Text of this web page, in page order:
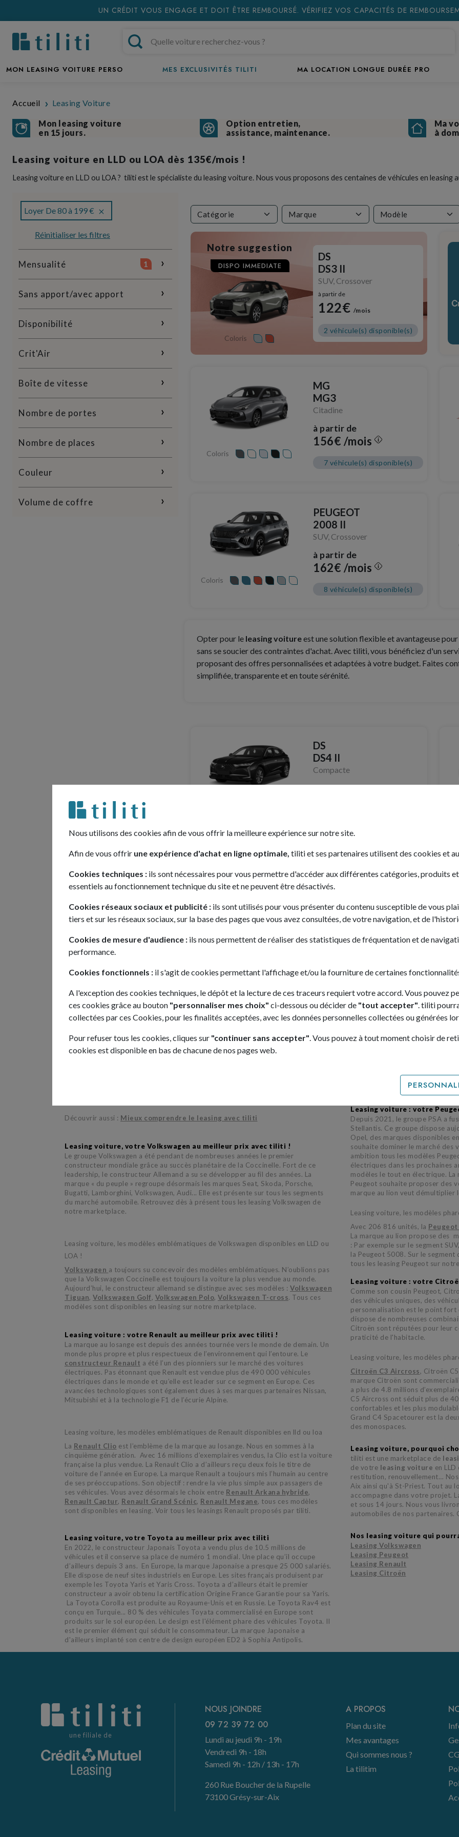
Nous utilisons des cookies afin de vous offrir la meilleure expérience sur notre site.
Afin de vous offrir une expérience d'achat en ligne optimale, tiliti et ses partenaires utilisent des cookies et
Cookies techniques : ils sont nécessaires pour vous permettre d'accéder aux différentes catégories, produits
essentiels au fonctionnement technique du site et ne peuvent être désactivés.
Cookies réseaux sociaux et publicité : ils sont utilisés pour vous présenter du contenu susceptible de vous
tiers et sur les réseaux sociaux, sur la base des pages que vous avez consultées, de votre navigation, et de
Cookies de mesure d'audience : ils nous permettent de réaliser des statistiques de fréquentation et de
performance.
Cookies fonctionnels : il s'agit de cookies permettant l'affichage et/ou la fourniture de certaines
A l'exception des cookies techniques, le dépôt et la lecture de ces traceurs requiert votre accord. Vous pouvez
ces cookies grâce au bouton "personnaliser mes choix" ci-dessous ou décider de "tout accepter". tiliti
collectées par ces Cookies, pour les finalités acceptées, avec les données personnelles collectées ou générées
Pour refuser tous les cookies, cliques sur "continuer sans accepter". Vous pouvez à tout moment choisir de
cookies est disponible en bas de chacune de nos pages web.
UN CRÉDIT VOUS ENGAGE ET DOIT ÊTRE REMBOURSÉ. VÉRIFIEZ VOS CAPACITÉS DE
MON LEASING VOITURE PERSO MES EXCLUSIVITÉS TILITI MA LOCATION LONGUE DURÉE PRO
Accueil Leasing Voiture
Mon leasing voiture
en 15 jours.
Option entretien,
assistance, maintenance.
Ma
à
Leasing voiture en LLD ou LOA dès 135€/mois !
Leasing voiture en LLD ou LOA ? tiliti est le spécialiste du leasing voiture. Nous vous proposons des centaines de véhicules en leasing
Loyer De 80 à 199 €
Réinitialiser les filtres
Mensualité 1
Sans apport/avec apport
Disponibilité
Crit'Air
Boîte de vitesse
Nombre de portes
Nombre de places
Couleur
Volume de coffre
Catégorie Marque Modèle
Notre suggestion
DISPO IMMEDIATE
Coloris
DS
DS3 II
SUV, Crossover
à partir de
122€ /mois
2 véhicule(s) disponible(s)
Coloris
MG
MG3
Citadine
à partir de
156€ /mois
7 véhicule(s) disponible(s)
Coloris
PEUGEOT
2008 II
SUV, Crossover
à partir de
162€ /mois
8 véhicule(s) disponible(s)
Opter pour le leasing voitureest une solution flexible et avantageuse
sans se soucier des contraintes d'achat. Avec tiliti, vous bénéficiez d'un
proposant des offres personnalisées et adaptées à votre budget. Faites
simplifiée, transparente et en toute sérénité.
DS
DS4 II
Compacte
à partir de
Coloris
OPEL
Corsa VI
à partir de
168€ /mois
1 2 3
Tous nos leasing voiture en LLD ou LOA !
Depuis 2016, tiliti démocratise le marché duleasing voitureen proposant la
Découvrir aussi : Mieux comprendre le leasing avec tiliti
Leasing voiture, votre Volkswagen au meilleur prix avec tiliti !
Le groupe Volkswagen a été pendant de nombreuses années le premier
constructeur mondiale grâce au succès planétaire de la Coccinelle. Fort de ce
leadership, le constructeur Allemand a su se développer au fil des années. La
marque « du peuple » regroupe désormais les marques Seat, Skoda, Porsche,
Bugatti, Lamborghini, Volkswagen, Audi... Elle est présente sur tous les segments
du marché automobile. Retrouvez dès à présent tous les leasing Volkswagen de
notre marketplace.
Leasing voiture, les modèles emblématiques de Volkswagen disponibles en LLD ou
LOA !
Volkswagen a toujours su concevoir des modèles emblématiques. N’oublions pas
que la Volkswagen Coccinelle est toujours la voiture la plus vendue au monde.
Aujourd’hui, le constructeur allemand se distingue avec ses modèles : Volkswagen
Tiguan, Volkswagen Golf, Volkswagen Polo, Volkswagen T-cross. Tous ces
modèles sont disponibles en leasing sur notre marketplace.
Leasing voiture : votre Renault au meilleur prix avec tiliti !
La marque au losange est depuis des années tournée vers le monde de demain. Un
monde plus propre et plus respectueux de l’environnement qui l’entoure. Le
constructeur Renault a été l’un des pionniers sur le marché des voitures
électriques. Pas étonnant que Renault est vendue plus de 490 000 véhicules
électriques dans le monde et qu’elle est leader sur ce segment en Europe. Ces
avancées technologiques sont également dues à ses marques partenaires Nissan,
Mitsubishi et à la technologie F1 de l’écurie Alpine.
Leasing voiture, les modèles emblématiques de Renault disponibles en lld ou loa
La Renault Clio est l’emblème de la marque au losange. Nous en sommes à la
cinquième génération. Avec 16 millions d’exemplaires vendus, la Clio est la voiture
française la plus vendue. La Renault Clio a d’ailleurs reçu deux fois le titre de
voiture de l’année en Europe. La marque Renault a toujours mis l’humain au centre
de ses préoccupations. Son objectif : rendre la vie plus simple aux passagers de
ses véhicules. Vous avez désormais le choix entre Renault Arkana hybride,
Renault Captur, Renault Grand Scénic, Renault Megane, tous ces modèles
sont disponibles en leasing. Voir tous les leasings Renault proposés par tiliti.
Leasing voiture, votre Toyota au meilleur prix avec tiliti
En 2022, le constructeur Japonais Toyota a vendu plus de 10.5 millions de
véhicules et il conserve sa place de numéro 1 mondial. Une place qu’il occupe
d’ailleurs depuis 3 ans. En Europe, la marque Japonaise a presque 25 000 salariés.
Elle dispose de neuf sites industriels en Europe. Les sites français produisent par
exemple les Toyota Yaris et Yaris Cross. Toyota a d’ailleurs était le premier
constructeur a avoir obtenu la certification Origine France Garantie pour sa Yaris.
La Toyota Corolla est produite au Royaume-Unis et en Russie. Le Toyota Rav4 est
conçu en Turquie... 80 % des véhicules Toyata commercialisé en Europe sont
produits sur le sol européen. Le design est l'élément phare des véhicules Toyota. Il
est le premier élément qui séduit le consommateur. La marque Japonaise a
d'ailleurs implanté son centre de design européen ED2 à Sophia Antipolis.
Leasing voiture, Toyota : les
La Toyota Corolla est la voiture
million d’unités, suivi de près
bien évidemment disponible en
Leasing voiture : votre
Depuis 2021, le groupe PSA a
Stellantis. Ce groupe dispose
Opel, des marques disponibles
souhaite dominer le marché des
ambition tous les modèles
électriques dans les prochaines
modèles le tout en électrique.
Peugeot souhaite proposer des
marque au lion veut démultiplier
Leasing voiture, les modèles
Avec 206 816 unités, la Peugeot
La marque au lion propose des
: Par exemple sur le segment
la Peugeot 5008. Sur le
tous les leasing Peugeot sur
Leasing voiture : votre
Comme son cousin Peugeot,
des véhicules uniques, des
personnalisation est le point fort
dispose de nombreuses
Citroën sont réputées pour leur
praticité de l'habitacle.
Leasing voiture, les modèles
Citroën C3 Aircross, Citroën
marque Citroën sont
a plus de 4.8 millions
C5 Aircross ont séduit plus de
confortables et les plus
Grand C4 Spacetourer est la
des monospaces.
Leasing voiture, pourquoi
tiliti est une marketplace de
de votre leasing voiture en
restitution, renouvellement…
Aix ainsi qu'à St-Priest. Tout au
accompagne dans votre projet.
et sous 14 jours. Nous vous
automobiles de nos partenaires.
Nos leasing voiture qui
Leasing Volkswagen
Leasing Peugeot
Leasing Renault
Leasing Citroën
une filiale de
NOUS JOINDRE
09 72 39 72 00
Lundi au jeudi 9h - 19h
Vendredi 9h - 18h
Samedi 9h - 12h / 13h - 17h
260 Rue Boucher de la Rupelle
73100 Grésy-sur-Aix
A PROPOS
Plan du site
Mes avantages
Qui sommes nous ?
La tilitim